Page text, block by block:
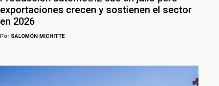
exportaciones crecen y sostienen el sector
en 2026
Por SALOMÓN MICHITTE